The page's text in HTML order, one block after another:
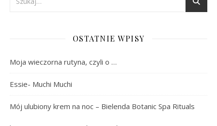
OSTATNIE WPISY
Moja wieczorna rutyna, czyli o …
Essie- Muchi Muchi
Mój ulubiony krem na noc – Bielenda Botanic Spa Rituals